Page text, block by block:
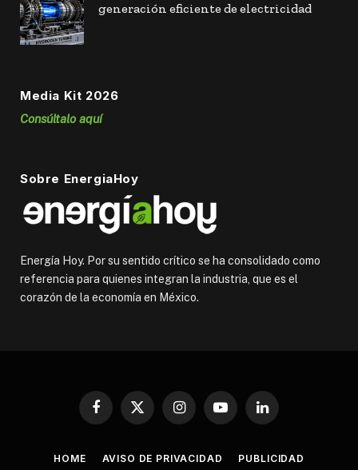
generación eficiente de electricidad
Media Kit 2026
Consúltalo aquí
Sobre EnergiaHoy
Energía Hoy. Por su sentido crítico se ha consolidado como
referencia para quienes integran la industria, que es el
corazón de la economía en México.
Facebook
X
InstagramYouTubeLinkedIn
HOME AVISO DE PRIVACIDAD PUBLICIDAD